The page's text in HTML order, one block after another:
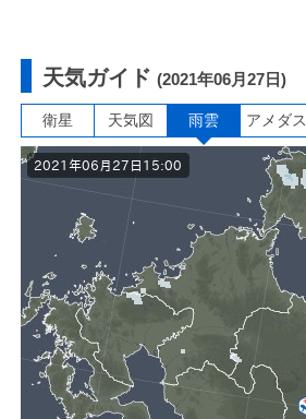
天気ガイド (2021年06月27日)
衛星 天気図 雨雲 アメダス